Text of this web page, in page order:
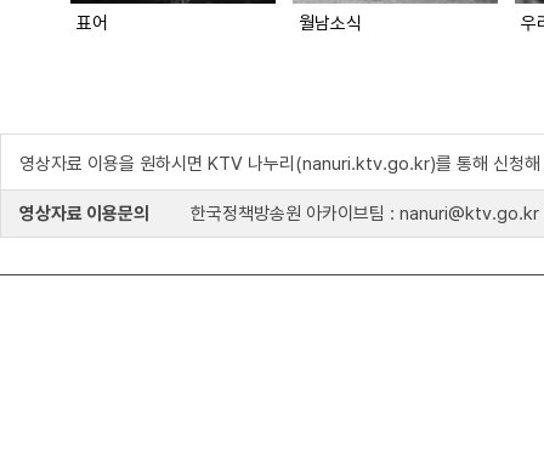
표어 월남소식 우
영상자료 이용을 원하시면 KTV 나누리(nanuri.ktv.go.kr)를 통해 신청해
영상자료 이용문의 한국정책방송원 아카이브팀 : nanuri@ktv.go.kr